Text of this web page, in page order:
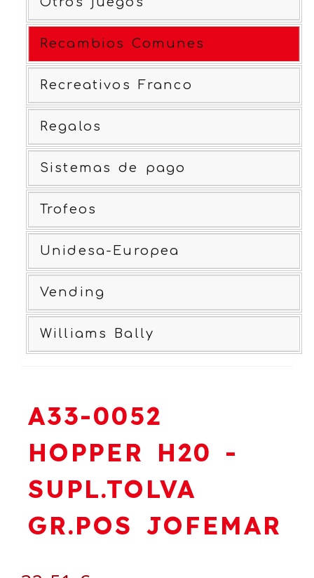
Recambios Comunes
Recreativos Franco
Regalos
Sistemas de pago
Trofeos
Unidesa-Europea
Vending
Williams Bally
A33-0052
HOPPER H20 -
SUPL.TOLVA
GR.POS JOFEMAR